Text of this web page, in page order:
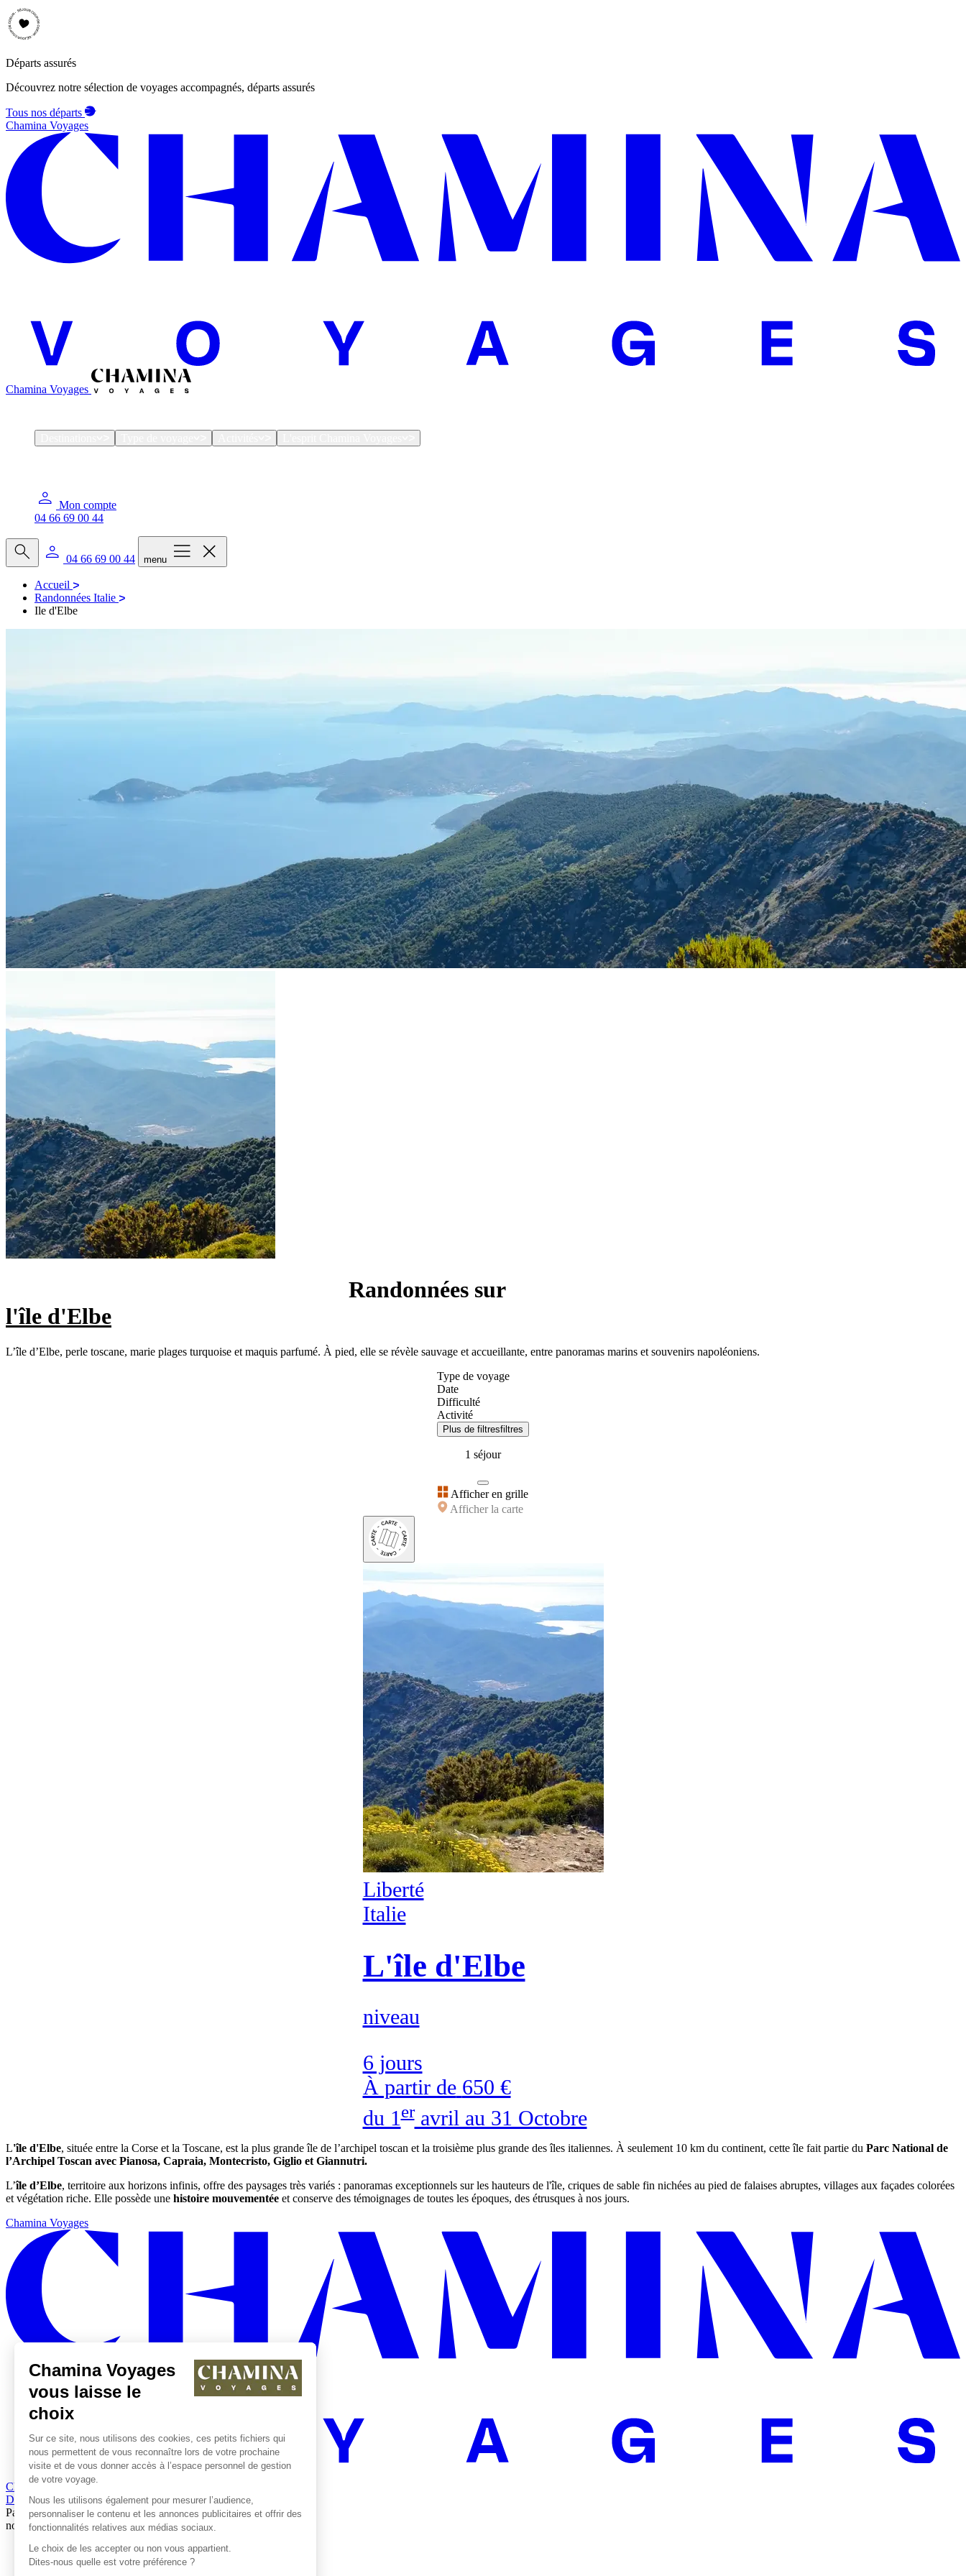
Chamina Voyages
vous laisse le
choix
Sur ce site, nous utilisons des cookies, ces petits fichiers qui
nous permettent de vous reconnaître lors de votre prochaine
visite et de vous donner accès à l’espace personnel de gestion
de votre voyage.
Nous les utilisons également pour mesurer l’audience,
personnaliser le contenu et les annonces publicitaires et offrir des
fonctionnalités relatives aux médias sociaux.
Le choix de les accepter ou non vous appartient.
Dites-nous quelle est votre préférence ?
Départs assurés
Découvrez notre sélection de voyages accompagnés, départs assurés
Tous nos départs
Chamina Voyages
Chamina Voyages
Mon compte
04 66 69 00 44
04 66 69 00 44 menu
Accueil
Randonnées Italie
Ile d'Elbe
Randonnées sur
l'île d'Elbe
L’île d’Elbe, perle toscane, marie plages turquoise et maquis parfumé. À pied, elle se révèle sauvage et accueillante, entre panoramas marins et souvenirs napoléoniens.
Type de voyage
Date
Difficulté
Activité
Plus de filtresfiltres
1 séjour
Afficher en grille
Afficher la carte
Liberté
Italie
L'île d'Elbe
niveau
6 jours
À partir de 650 €
du 1eravril au 31 Octobre
L'île d'Elbe, située entre la Corse et la Toscane, est la plus grande île de l’archipel toscan et la troisième plus grande des îles italiennes. À seulement 10 km du continent, cette île fait partie du Parc National de
l’Archipel Toscan avec Pianosa, Capraia, Montecristo, Giglio et Giannutri.
L’île d’Elbe, territoire aux horizons infinis, offre des paysages très variés : panoramas exceptionnels sur les hauteurs de l'île, criques de sable fin nichées au pied de falaises abruptes, villages aux façades colorées
et végétation riche. Elle possède une histoire mouvementée et conserve des témoignages de toutes les époques, des étrusques à nos jours.
Chamina Voyages
Chamina Voyages
Demander un devis 04 66 69 00 44
Partageons
notre passion
Chamina Facebook
Chamina Pinterest